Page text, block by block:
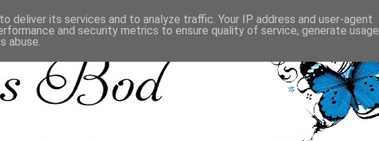
deliver its services and to analyze traffic. Your IP address and user-agent
and security metrics to ensure quality of service, generate usage
abuse.